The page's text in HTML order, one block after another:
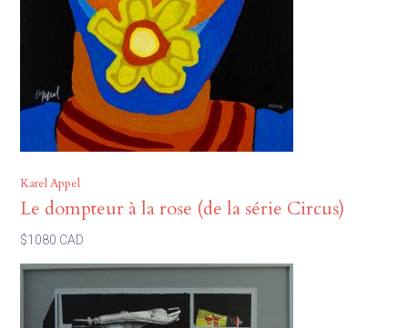
Karel Appel
Le dompteur à la rose (de la série Circus)
$1080 CAD